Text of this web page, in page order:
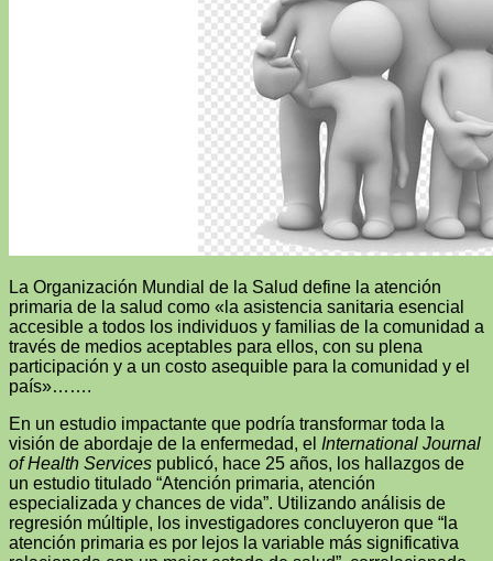
La Organización Mundial de la Salud define la atención
primaria de la salud como «la asistencia sanitaria esencial
accesible a todos los individuos y familias de la comunidad a
través de medios aceptables para ellos, con su plena
participación y a un costo asequible para la comunidad y el
país»…….
En un estudio impactante que podría transformar toda la
visión de abordaje de la enfermedad, el International Journal
of Health Services publicó, hace 25 años, los hallazgos de
un estudio titulado “Atención primaria, atención
especializada y chances de vida”. Utilizando análisis de
regresión múltiple, los investigadores concluyeron que “la
atención primaria es por lejos la variable más significativa